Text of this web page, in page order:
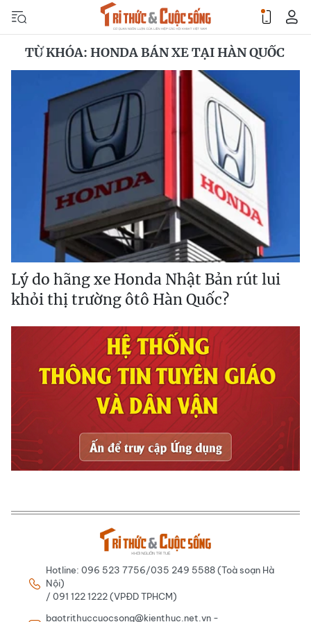
TỪ KHÓA: HONDA BÁN XE TẠI HÀN QUỐC
Lý do hãng xe Honda Nhật Bản rút lui
khỏi thị trường ôtô Hàn Quốc?
Hotline: 096 523 7756/035 249 5588 (Toà soạn Hà
Nội)
/ 091 122 1222 (VPĐD TPHCM)
baotrithuccuocsong@kienthuc.net.vn -